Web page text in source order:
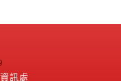
訊處